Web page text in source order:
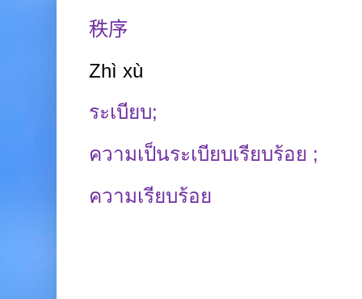
秩序
Zhì xù
ระเบียบ;
ความเป็นระเบียบเรียบร้อย ;
ความเรียบร้อย